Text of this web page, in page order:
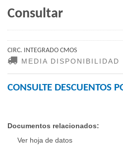
Consultar
CIRC. INTEGRADO CMOS
MEDIA DISPONIBILIDAD
CONSULTE DESCUENTOS
Documentos relacionados:
Ver hoja de datos